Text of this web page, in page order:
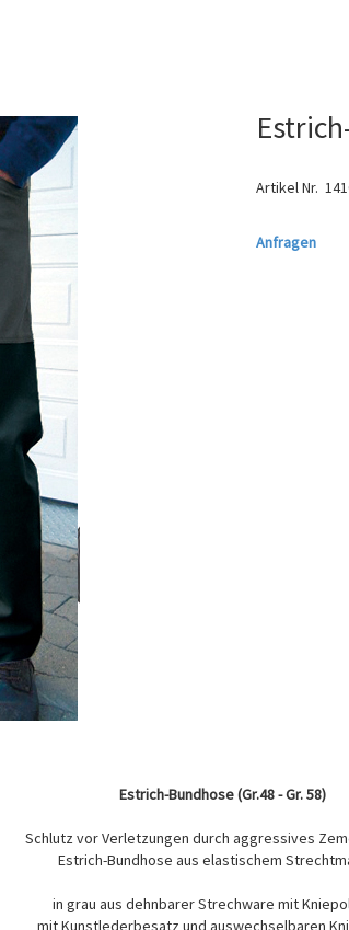
Artikel Nr.
Anfragen
Estrich-Bundhose (Gr.48 - Gr. 58)
Schlutz vor Verletzungen durch aggressives
Estrich-Bundhose aus elastischem
in grau aus dehnbarer Strechware mit
mit Kunstlederbesatz und auswechselbaren